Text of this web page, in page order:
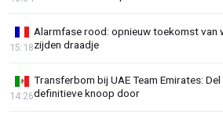
Alarmfase rood: opnieuw toekomst van
zijden draadje
15:18
Transferbom bij UAE Team Emirates:
definitieve knoop door
14:26